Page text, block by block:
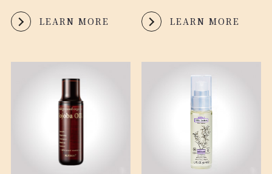
LEARN MORE LEARN MORE